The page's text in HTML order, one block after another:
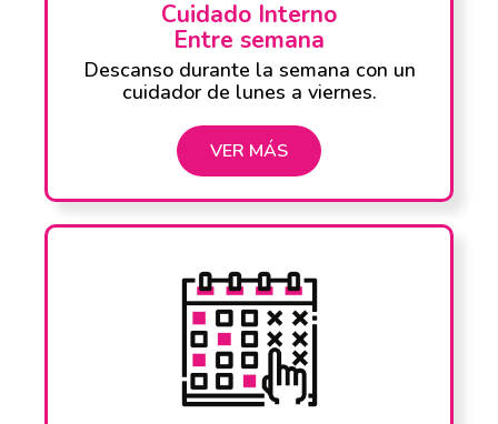
Cuidado Interno
Entre semana
Descanso durante la semana con un
cuidador de lunes a viernes.
VER MÁS